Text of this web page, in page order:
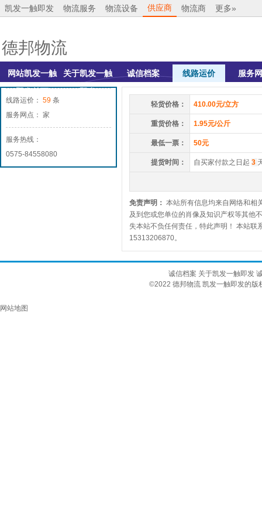
凯发一触即发 物流服务 物流设备 供应商 物流商 更多»
德邦物流
网站凯发一触
即发首页
关于凯发一触
即发
诚信档案 线路运价 服务
线路运价： 59 条
服务网点： 家
服务热线：
0575-84558080
轻货价格： 410.00元/立方
重货价格： 1.95元/公斤
最低一票： 50元
提货时间： 自买家付款之日起 3
免责声明： 本站所有信息均来自网络和相
及到您或您单位的肖像及知识产权等其他
失本站不负任何责任，特此声明！ 本站
15313206870。
诚信档案 关于凯发一触即发
©2022 德邦物流 凯发一触即发的
网站地图